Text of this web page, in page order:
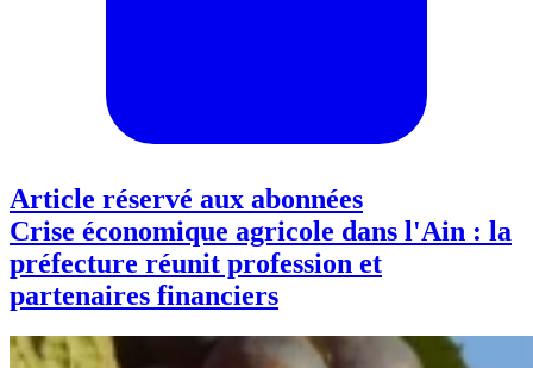
Article réservé aux abonnées
Crise économique agricole dans l'Ain : la
préfecture réunit profession et
partenaires financiers